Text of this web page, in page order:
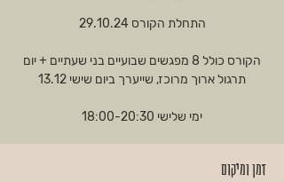
הקורס כולל 8 מפגשים שבועיים בני שעתיים + יום
ימי שלישי 18:00-20:30
זמן ומיקום